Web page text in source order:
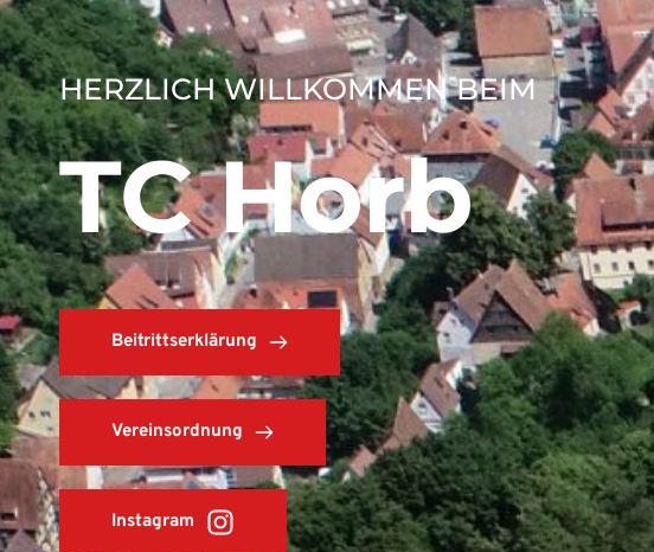
HERZLICH WILLKOMMEN BEIM
TC Horb
Beitrittserklärung
Vereinsordnung
Instagram